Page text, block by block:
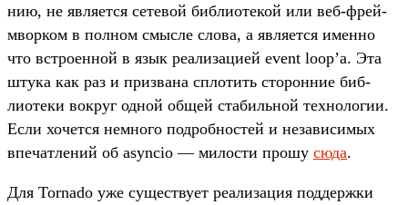
нию, не явля­ется сетевой биб­лиоте­кой или веб‑фрей­
мвор­ком в пол­ном смыс­ле сло­ва, а явля­ется имен­но
что встро­енной в язык реали­заци­ей event loop’а. Эта
шту­ка как раз и приз­вана спло­тить сто­рон­ние биб­
лиоте­ки вок­руг одной общей ста­биль­ной тех­нологии.
Если хочет­ся нем­ного под­робнос­тей и незави­симых
впе­чат­лений об asyncio — милос­ти про­шу сю­да.
Для Tornado уже сущес­тву­ет реали­зация под­дер­жки